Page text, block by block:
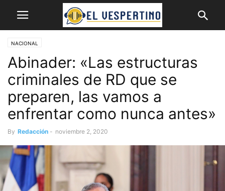
NACIONAL
Abinader: «Las estructuras
criminales de RD que se
preparen, las vamos a
enfrentar como nunca antes»
By Redacción - noviembre 2, 2020